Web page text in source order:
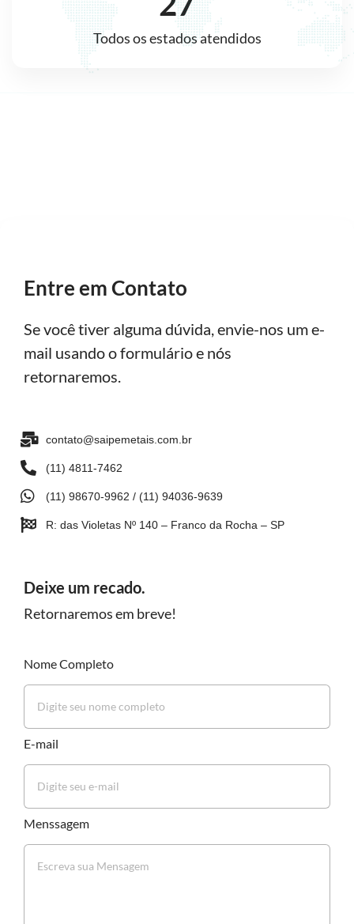
Todos os estados atendidos
Entre em Contato
Se você tiver alguma dúvida, envie-nos um e-
mail usando o formulário e nós
retornaremos.
contato@saipemetais.com.br
(11) 4811-7462
(11) 98670-9962 / (11) 94036-9639
R: das Violetas Nº 140 – Franco da Rocha – SP
Deixe um recado.
Retornaremos em breve!
Nome Completo
E-mail
Menssagem